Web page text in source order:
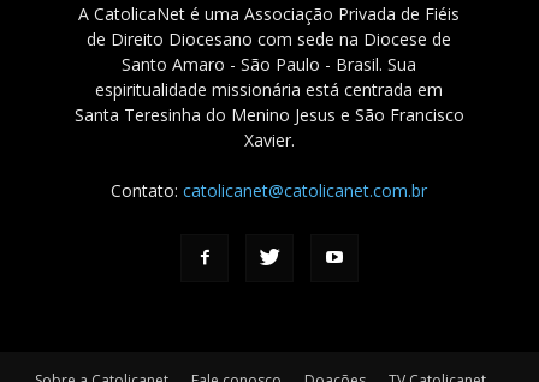
A CatolicaNet é uma Associação Privada de Fiéis
de Direito Diocesano com sede na Diocese de
Santo Amaro - São Paulo - Brasil. Sua
espiritualidade missionária está centrada em
Santa Teresinha do Menino Jesus e São Francisco
Xavier.
Contato:catolicanet@catolicanet.com.br